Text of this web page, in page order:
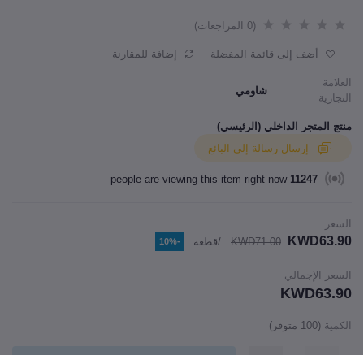
(0 المراجعات)
أضف إلى قائمة المفضلة إضافة للمقارنة
العلامة
التجارية
شاومي
منتج المتجر الداخلي (الرئيسي)
11247
السعر
KWD63.90
KWD71.00 /قطعة -10%
السعر الإجمالي
KWD63.90
الكمية (
100 متوفر)